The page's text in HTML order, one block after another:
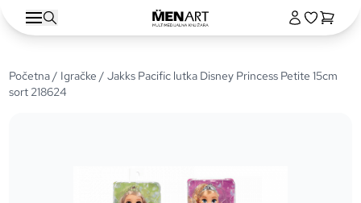
Početna/ Igračke / Jakks Pacific lutka Disney Princess Petite 15cm
sort 218624